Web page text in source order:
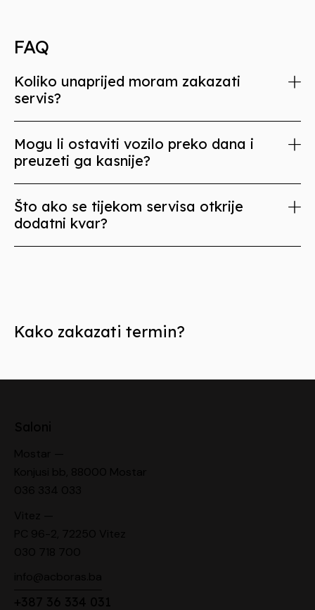
FAQ
Koliko unaprijed moram zakazati
servis?
Mogu li ostaviti vozilo preko dana i
preuzeti ga kasnije?
Što ako se tijekom servisa otkrije
dodatni kvar?
Kako zakazati termin?